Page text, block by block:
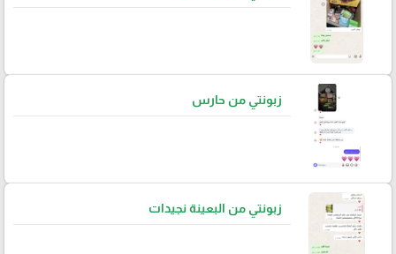
زبونتي من حارس
زبونتي من البعينة نجيدات